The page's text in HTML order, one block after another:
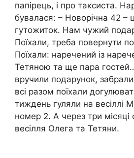
папірець, і про таксиста.
бувалася: – Новорічна 42 –
гутожиток. Нам чужий
Поїхали, треба повернути
Поїхали: наречений із
Тетяною та ще пара
вручили подарунок,
всі разом поїхали
тиждень гуляли на весіллі
номер 2. А через три місяці
весілля Олега та Тетяни.